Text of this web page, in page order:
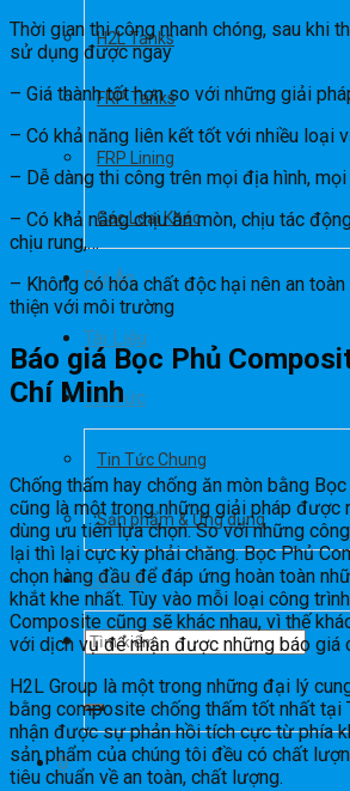
H2L Tanks
FRP Tanks
FRP Lining
Các Loại Khác
Dự Án
Tài Liệu
Tin Tức
Tin Tức Chung
Sản phẩm & Ứng dụng
Liên hệ
Tìm
kiếm:
0
Thời gian thi công nhanh chóng, sau khi
sử dụng được ngay
– Giá thành tốt hơn so với những giải
– Có khả năng liên kết tốt với nhiều loại
– Dễ dàng thi công trên mọi địa hình,
– Có khả năng chịu ăn mòn, chịu tác
chịu rung,…
– Không có hóa chất độc hại nên an
thiện với môi trường
Báo giá Bọc Phủ
Chí Minh
Chống thấm hay chống ăn mòn bằng
cũng là một trong những giải pháp được
dùng ưu tiên lựa chọn. So với những
lại thì lại cực kỳ phải chăng. Bọc Phủ
chọn hàng đầu để đáp ứng hoàn toàn
khắt khe nhất. Tùy vào mỗi loại công
Composite cũng sẽ khác nhau, vì thế
với dịch vụ để nhận được những báo giá
H2L Group là một trong những đại lý
bằng composite chống thấm tốt nhất tại
nhận được sự phản hồi tích cực từ phía
sản phẩm của chúng tôi đều có chất
tiêu chuẩn về an toàn, chất lượng.